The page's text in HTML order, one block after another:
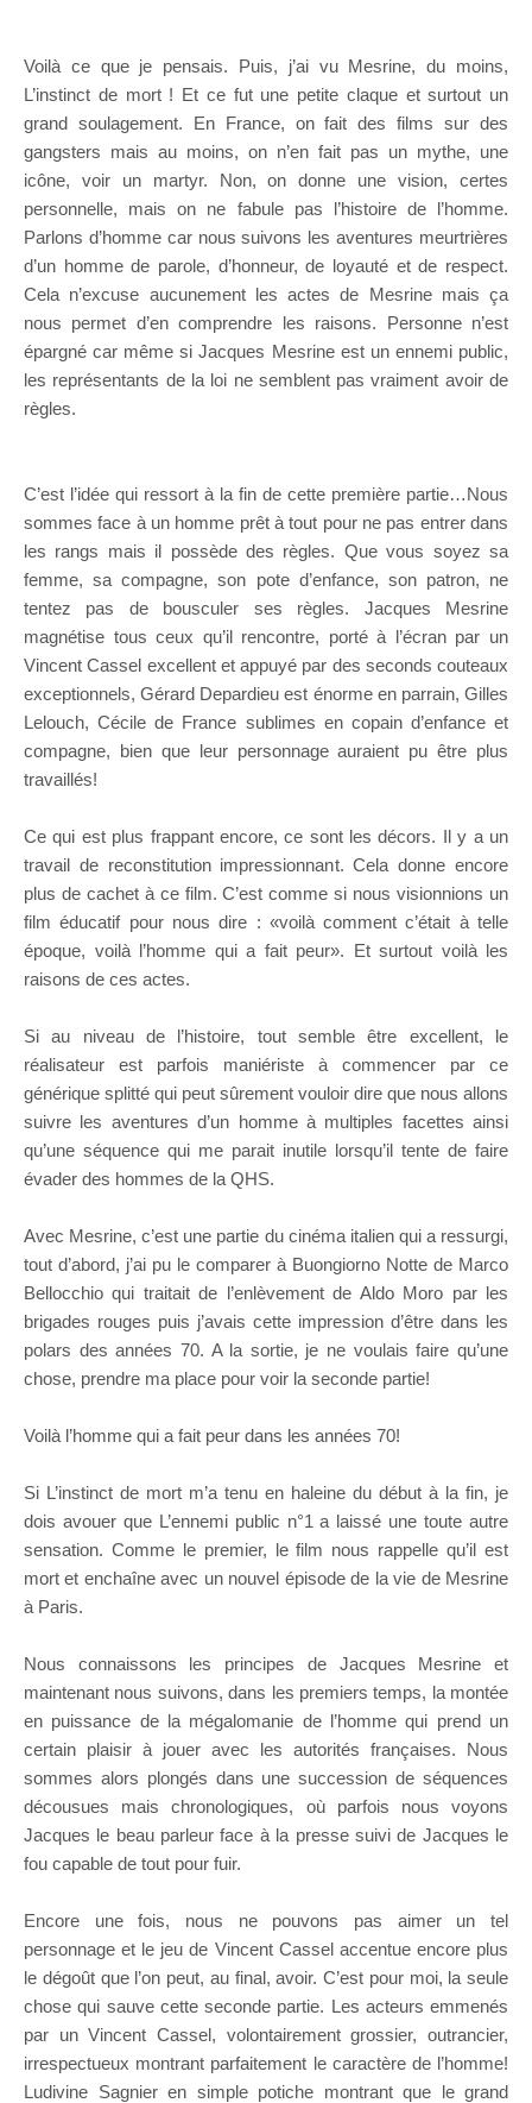
Voilà ce que je pensais. Puis, j’ai vu Mesrine, du moins,
L’instinct de mort ! Et ce fut une petite claque et surtout un
grand soulagement. En France, on fait des films sur des
gangsters mais au moins, on n’en fait pas un mythe, une
icône, voir un martyr. Non, on donne une vision, certes
personnelle, mais on ne fabule pas l’histoire de l’homme.
Parlons d’homme car nous suivons les aventures meurtrières
d’un homme de parole, d’honneur, de loyauté et de respect.
Cela n’excuse aucunement les actes de Mesrine mais ça
nous permet d’en comprendre les raisons. Personne n’est
épargné car même si Jacques Mesrine est un ennemi public,
les représentants de la loi ne semblent pas vraiment avoir de
règles.
C’est l’idée qui ressort à la fin de cette première partie…Nous
sommes face à un homme prêt à tout pour ne pas entrer dans
les rangs mais il possède des règles. Que vous soyez sa
femme, sa compagne, son pote d’enfance, son patron, ne
tentez pas de bousculer ses règles. Jacques Mesrine
magnétise tous ceux qu’il rencontre, porté à l’écran par un
Vincent Cassel excellent et appuyé par des seconds couteaux
exceptionnels, Gérard Depardieu est énorme en parrain, Gilles
Lelouch, Cécile de France sublimes en copain d’enfance et
compagne, bien que leur personnage auraient pu être plus
travaillés!
Ce qui est plus frappant encore, ce sont les décors. Il y a un
travail de reconstitution impressionnant. Cela donne encore
plus de cachet à ce film. C’est comme si nous visionnions un
film éducatif pour nous dire : «voilà comment c’était à telle
époque, voilà l’homme qui a fait peur». Et surtout voilà les
raisons de ces actes.
Si au niveau de l’histoire, tout semble être excellent, le
réalisateur est parfois maniériste à commencer par ce
générique splitté qui peut sûrement vouloir dire que nous allons
suivre les aventures d’un homme à multiples facettes ainsi
qu’une séquence qui me parait inutile lorsqu’il tente de faire
évader des hommes de la QHS.
Avec Mesrine, c’est une partie du cinéma italien qui a ressurgi,
tout d’abord, j’ai pu le comparer à Buongiorno Notte de Marco
Bellocchio qui traitait de l’enlèvement de Aldo Moro par les
brigades rouges puis j’avais cette impression d’être dans les
polars des années 70. A la sortie, je ne voulais faire qu’une
chose, prendre ma place pour voir la seconde partie!
Voilà l’homme qui a fait peur dans les années 70!
Si L’instinct de mort m’a tenu en haleine du début à la fin, je
dois avouer que L’ennemi public n°1 a laissé une toute autre
sensation. Comme le premier, le film nous rappelle qu’il est
mort et enchaîne avec un nouvel épisode de la vie de Mesrine
à Paris.
Nous connaissons les principes de Jacques Mesrine et
maintenant nous suivons, dans les premiers temps, la montée
en puissance de la mégalomanie de l’homme qui prend un
certain plaisir à jouer avec les autorités françaises. Nous
sommes alors plongés dans une succession de séquences
décousues mais chronologiques, où parfois nous voyons
Jacques le beau parleur face à la presse suivi de Jacques le
fou capable de tout pour fuir.
Encore une fois, nous ne pouvons pas aimer un tel
personnage et le jeu de Vincent Cassel accentue encore plus
le dégoût que l’on peut, au final, avoir. C’est pour moi, la seule
chose qui sauve cette seconde partie. Les acteurs emmenés
par un Vincent Cassel, volontairement grossier, outrancier,
irrespectueux montrant parfaitement le caractère de l’homme!
Ludivine Sagnier en simple potiche montrant que le grand